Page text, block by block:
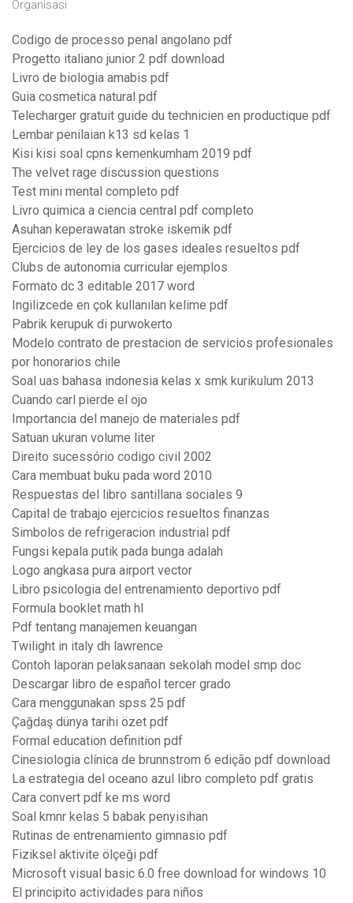
Organisasi
Codigo de processo penal angolano pdf
Progetto italiano junior 2 pdf download
Livro de biologia amabis pdf
Guia cosmetica natural pdf
Telecharger gratuit guide du technicien en productique pdf
Lembar penilaian k13 sd kelas 1
Kisi kisi soal cpns kemenkumham 2019 pdf
The velvet rage discussion questions
Test mini mental completo pdf
Livro quimica a ciencia central pdf completo
Asuhan keperawatan stroke iskemik pdf
Ejercicios de ley de los gases ideales resueltos pdf
Clubs de autonomia curricular ejemplos
Formato dc 3 editable 2017 word
Ingilizcede en çok kullanılan kelime pdf
Pabrik kerupuk di purwokerto
Modelo contrato de prestacion de servicios profesionales
por honorarios chile
Soal uas bahasa indonesia kelas x smk kurikulum 2013
Cuando carl pierde el ojo
Importancia del manejo de materiales pdf
Satuan ukuran volume liter
Direito sucessório codigo civil 2002
Cara membuat buku pada word 2010
Respuestas del libro santillana sociales 9
Capital de trabajo ejercicios resueltos finanzas
Simbolos de refrigeracion industrial pdf
Fungsi kepala putik pada bunga adalah
Logo angkasa pura airport vector
Libro psicologia del entrenamiento deportivo pdf
Formula booklet math hl
Pdf tentang manajemen keuangan
Twilight in italy dh lawrence
Contoh laporan pelaksanaan sekolah model smp doc
Descargar libro de español tercer grado
Cara menggunakan spss 25 pdf
Çağdaş dünya tarihi özet pdf
Formal education definition pdf
Cinesiologia clínica de brunnstrom 6 edição pdf download
La estrategia del oceano azul libro completo pdf gratis
Cara convert pdf ke ms word
Soal kmnr kelas 5 babak penyisihan
Rutinas de entrenamiento gimnasio pdf
Fiziksel aktivite ölçeği pdf
Microsoft visual basic 6.0 free download for windows 10
El principito actividades para niños